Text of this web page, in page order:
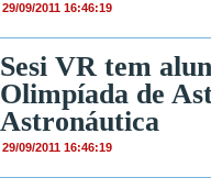
29/09/2011 16:46:19
Sesi VR tem
Olimpíada de
Astronáutica
29/09/2011 16:46:19